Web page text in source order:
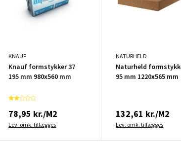
KNAUF
Knauf formstykker 37
195 mm 980x560 mm
78,95 kr./M2
Lev. omk. tillægges
NATURHELD
Naturheld
95 mm 1220x565 mm
132,61 kr./M2
Lev. omk. tillægges